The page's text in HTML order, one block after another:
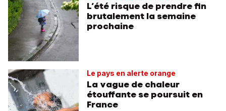
L’été risque de prendre fin
brutalement la semaine
prochaine
Le pays en alerte orange
La vague de chaleur
étouffante se poursuit en
France